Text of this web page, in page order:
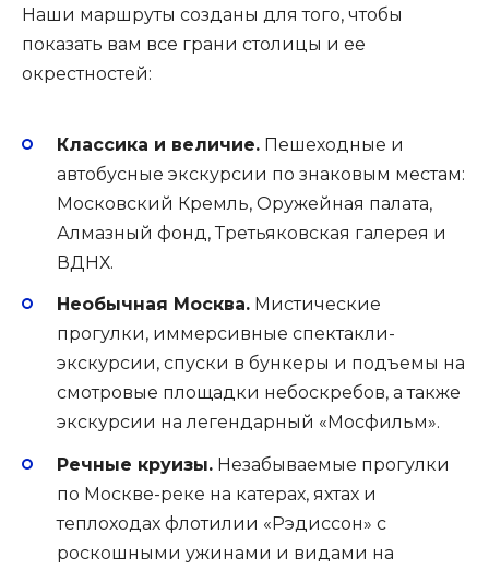
Наши маршруты созданы для того, чтобы
показать вам все грани столицы и ее
окрестностей:
Классика и величие. Пешеходные и
автобусные экскурсии по знаковым местам:
Московский Кремль, Оружейная палата,
Алмазный фонд, Третьяковская галерея и
ВДНХ.
Необычная Москва. Мистические
прогулки, иммерсивные спектакли-
экскурсии, спуски в бункеры и подъемы на
смотровые площадки небоскребов, а также
экскурсии на легендарный «Мосфильм».
Речные круизы. Незабываемые прогулки
по Москве-реке на катерах, яхтах и
теплоходах флотилии «Рэдиссон» с
роскошными ужинами и видами на